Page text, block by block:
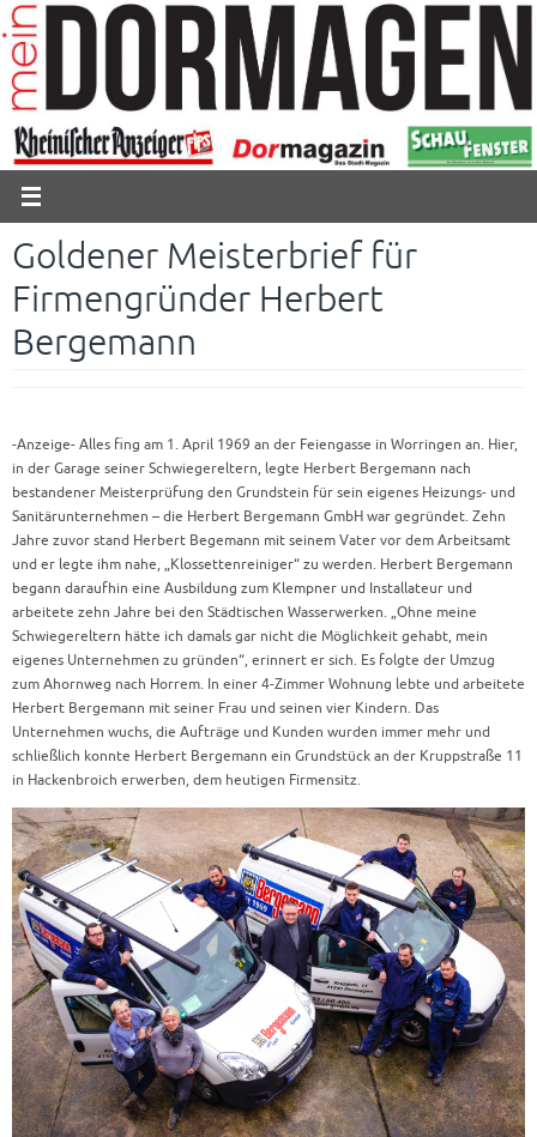
Zum
Inhalt
springen
Goldener Meisterbrief für
Firmengründer Herbert
Bergemann
-Anzeige- Alles fing am 1. April 1969 an der Feiengasse in Worringen an. Hier,
in der Garage seiner Schwiegereltern, legte Herbert Bergemann nach
bestandener Meisterprüfung den Grundstein für sein eigenes Heizungs- und
Sanitärunternehmen – die Herbert Bergemann GmbH war gegründet. Zehn
Jahre zuvor stand Herbert Begemann mit seinem Vater vor dem Arbeitsamt
und er legte ihm nahe, „Klossettenreiniger“ zu werden. Herbert Bergemann
begann daraufhin eine Ausbildung zum Klempner und Installateur und
arbeitete zehn Jahre bei den Städtischen Wasserwerken. „Ohne meine
Schwiegereltern hätte ich damals gar nicht die Möglichkeit gehabt, mein
eigenes Unternehmen zu gründen“, erinnert er sich. Es folgte der Umzug
zum Ahornweg nach Horrem. In einer 4-Zimmer Wohnung lebte und arbeitete
Herbert Bergemann mit seiner Frau und seinen vier Kindern. Das
Unternehmen wuchs, die Aufträge und Kunden wurden immer mehr und
schließlich konnte Herbert Bergemann ein Grundstück an der Kruppstraße 11
in Hackenbroich erwerben, dem heutigen Firmensitz.